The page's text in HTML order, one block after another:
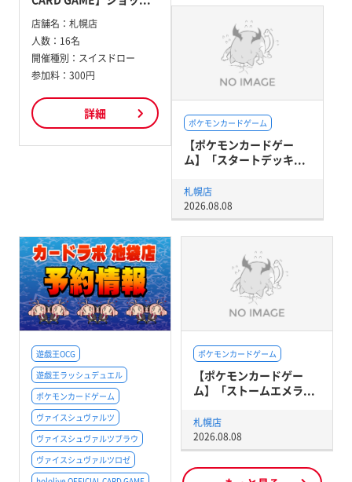
店舗名： 札幌店
人数： 16名
開催種別： スイスドロー
参加料： 300円
詳細
ポケモンカードゲーム
【ポケモンカードゲー
ム】「スタートデッキ...
札幌店
2026.08.08
ポケモンカードゲーム
【ポケモンカードゲー
ム】「ストームエメラ...
札幌店
2026.08.08
遊戯王OCG
遊戯王ラッシュデュエル
ポケモンカードゲーム
ヴァイスシュヴァルツ
ヴァイスシュヴァルツブラウ
ヴァイスシュヴァルツロゼ